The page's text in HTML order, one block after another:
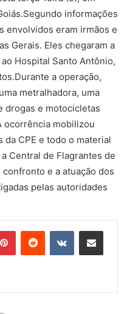
informações
envolvidos eram irmãos e
Gerais. Eles chegaram a
Hospital Santo Antônio,
a operação,
metralhadora, uma
drogas e motocicletas
ocorrência mobilizou
CPE e todo o material
Central de Flagrantes de
e a atuação dos
pelas autoridades
PinterestReddit VK Compartilhar via e-mail